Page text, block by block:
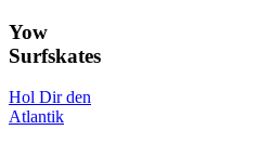
Yow
Surfskates
Hol Dir den
Atlantik